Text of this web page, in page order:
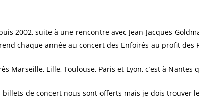
2002, suite à une rencontre avec Jean-Jacques
chaque année au concert des Enfoirés au profit des
Marseille, Lille, Toulouse, Paris et Lyon, c’est à
billets de concert nous sont offerts mais je dois trouver